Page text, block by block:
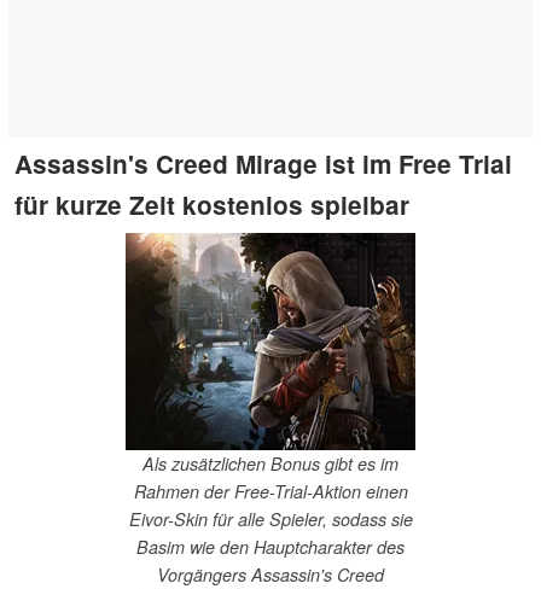
Assassin's Creed Mirage ist im Free Trial
für kurze Zeit kostenlos spielbar
Als zusätzlichen Bonus gibt es im
Rahmen der Free-Trial-Aktion einen
Eivor-Skin für alle Spieler, sodass sie
Basim wie den Hauptcharakter des
Vorgängers Assassin's Creed